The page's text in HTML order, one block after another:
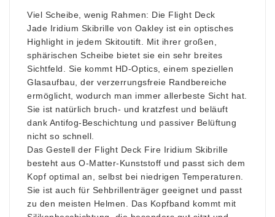
Viel Scheibe, wenig Rahmen: Die Flight Deck
Jade Iridium Skibrille von Oakley ist ein optisches
Highlight in jedem Skitoutift. Mit ihrer großen,
sphärischen Scheibe bietet sie ein sehr breites
Sichtfeld. Sie kommt HD-Optics, einem speziellen
Glasaufbau, der verzerrungsfreie Randbereiche
ermöglicht, wodurch man immer allerbeste Sicht hat.
Sie ist natürlich bruch- und kratzfest und beläuft
dank Antifog-Beschichtung und passiver Belüftung
nicht so schnell.
Das Gestell der Flight Deck Fire Iridium Skibrille
besteht aus O-Matter-Kunststoff und passt sich dem
Kopf optimal an, selbst bei niedrigen Temperaturen.
Sie ist auch für Sehbrillenträger geeignet und passt
zu den meisten Helmen. Das Kopfband kommt mit